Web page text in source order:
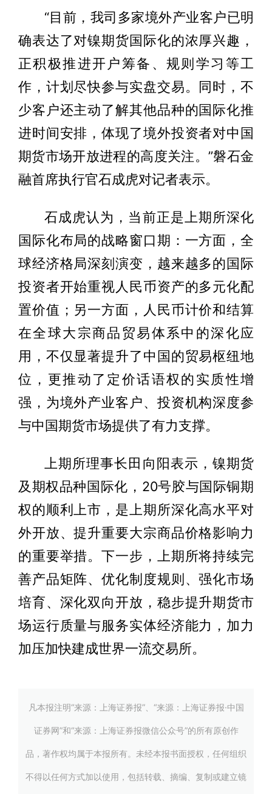
“目前，我司多家境外产业客户已明
确表达了对镍期货国际化的浓厚兴趣，
正积极推进开户筹备、规则学习等工
作，计划尽快参与实盘交易。同时，不
少客户还主动了解其他品种的国际化推
进时间安排，体现了境外投资者对中国
期货市场开放进程的高度关注。”磐石金
融首席执行官石成虎对记者表示。
石成虎认为，当前正是上期所深化
国际化布局的战略窗口期：一方面，全
球经济格局深刻演变，越来越多的国际
投资者开始重视人民币资产的多元化配
置价值；另一方面，人民币计价和结算
在全球大宗商品贸易体系中的深化应
用，不仅显著提升了中国的贸易枢纽地
位，更推动了定价话语权的实质性增
强，为境外产业客户、投资机构深度参
与中国期货市场提供了有力支撑。
上期所理事长田向阳表示，镍期货
及期权品种国际化，20号胶与国际铜期
权的顺利上市，是上期所深化高水平对
外开放、提升重要大宗商品价格影响力
的重要举措。下一步，上期所将持续完
善产品矩阵、优化制度规则、强化市场
培育、深化双向开放，稳步提升期货市
场运行质量与服务实体经济能力，加力
加压加快建成世界一流交易所。
凡本报注明“来源：上海证券报”、“来源：上海证券报·中国
证券网”和“来源：上海证券报微信公众号”的所有原创作
品，著作权均属于本报所有。未经本报书面授权，任何组织
不得以任何方式加以使用，包括转载、摘编、复制或建立镜